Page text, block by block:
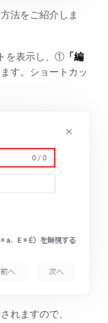
法をご紹介しま
を表示し、①「編
す。ショートカッ
れますので、